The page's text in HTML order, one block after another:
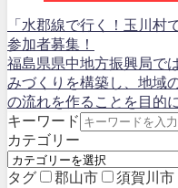
「水郡線で行く！玉川村
参加者募集！
福島県県中地方振興局で
みづくりを構築し、地域
の流れを作ることを目的
キーワード
カテゴリー
タグ 郡山市 須賀川市